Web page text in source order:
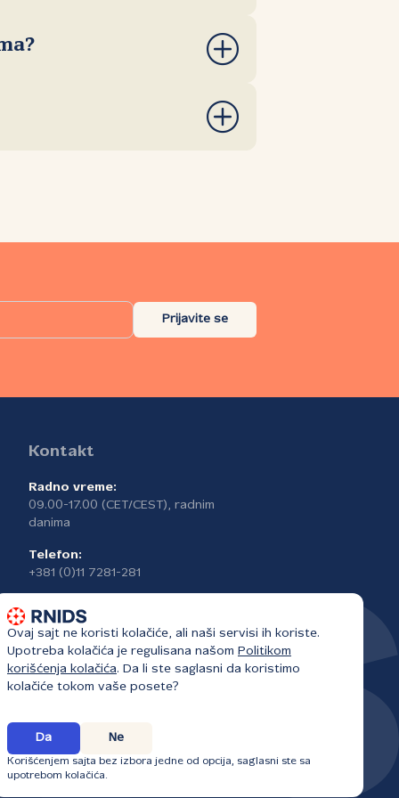
Prijavite se
Kontakt
Radno vreme:
09.00-17.00 (CET/CEST), radnim
danima
Telefon:
+381 (0)11 7281-281
Ovaj sajt ne koristi kolačiće, ali naši servisi ih koriste.
Upotreba kolačića je regulisana našom Politikom
korišćenja kolačića. Da li ste saglasni da koristimo
kolačiće tokom vaše posete?
Da Ne
Korišćenjem sajta bez izbora jedne od opcija, saglasni ste sa
upotrebom kolačića.